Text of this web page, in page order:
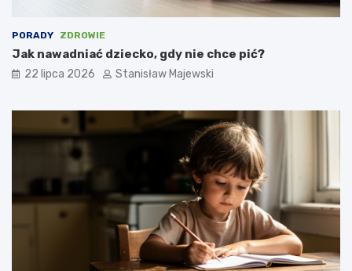
PORADY ZDROWIE
Jak nawadniać dziecko, gdy nie chce pić?
22 lipca 2026 Stanisław Majewski